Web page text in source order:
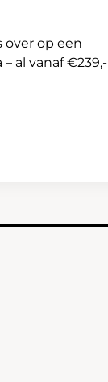
over op een
al vanaf €239,-